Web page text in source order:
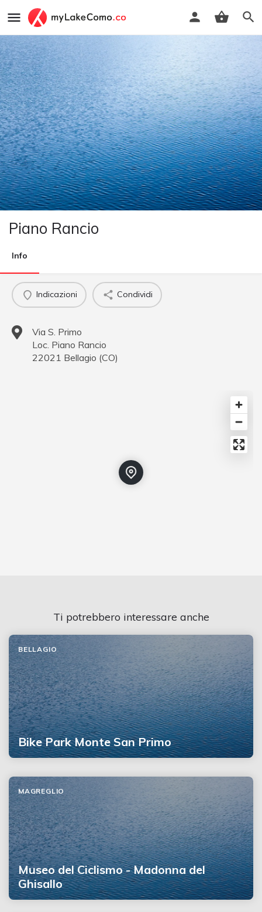
Piano Rancio
Info
Indicazioni Condividi
Via S. Primo
Loc. Piano Rancio
22021 Bellagio (CO)
Ti potrebbero interessare anche
Bike Park Monte San Primo
BELLAGIO
Museo del Ciclismo - Madonna del
Ghisallo
MAGREGLIO